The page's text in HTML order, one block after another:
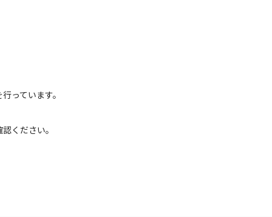
っています。
ください。